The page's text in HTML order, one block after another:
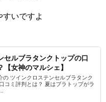
すいですよ
セルブラタンクトップの口
【女神のマルシェ】
の ツインクロステンセルブラタンク
コミ評判とは？ 夏はブラトップがラ